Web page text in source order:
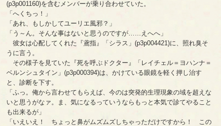
(p3p001160)を含むメンバーが乗り合わせていた。
「へくちっ！」
「あれ、もしかしてユーリエ風邪？」
「う～ん。そんな事はないと思うのですが……えへへ」
彼女は心配してくれた『鳶指』「シラス」(p3p004421)に、照れ臭そ
うに言う。
その様子を見ていた『死を呼ぶドクター』「レイチェル＝ヨハンナ＝
ベルンシュタイン」(p3p000394)は、かけている眼鏡を軽く押し治す
と、診断を下す。
「ふっ。俺から言わせてもらえば、今のは突発的生理現象の域を超えな
いと思うがなァ。ま、気になるっていうならもっと本気で診てやること
も出来るが」
「いえいえ！ ちょっと鼻がムズムズしちゃっただけですから！ この